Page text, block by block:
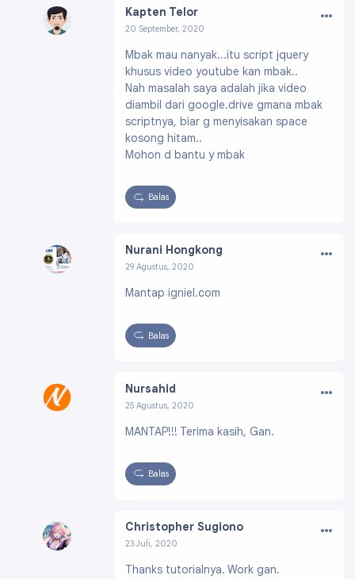
Kapten Telor
20 September, 2020
0332129088698385
…
Mbak mau nanyak...itu script jquery
khusus video youtube kan mbak..
Nah masalah saya adalah jika video
diambil dari google.drive gmana mbak
scriptnya, biar g menyisakan space
kosong hitam..
Mohon d bantu y mbak
Balas
Nurani Hongkong
29 Agustus, 2020
7598860674226770
…
Mantap igniel.com
Balas
Nursahid
25 Agustus, 2020
3645192604690250
…
MANTAP!!! Terima kasih, Gan.
Balas
Christopher Sugiono
23 Juli, 2020
6847271327632376
…
Thanks tutorialnya. Work gan.